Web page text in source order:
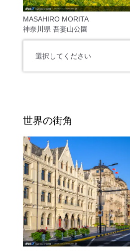
MASAHIRO MORITA
神奈川県 吾妻山公園
選択してください
世界の街角